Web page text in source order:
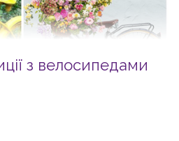
з велосипедами